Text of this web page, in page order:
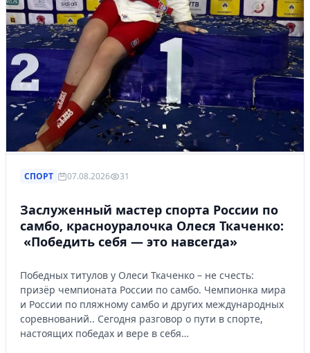
СПОРТ 07.08.2026 31
Заслуженный мастер спорта России по
самбо, красноуралочка Олеся Ткаченко:
«Победить себя — это навсегда»
Победных титулов у Олеси Ткаченко – не счесть:
призёр чемпионата России по самбо. Чемпионка мира
и России по пляжному самбо и других международных
соревнований.. Сегодня разговор о пути в спорте,
настоящих победах и вере в себя…